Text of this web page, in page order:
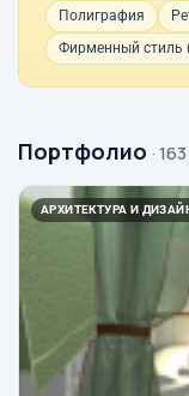
Полиграфия
Фирменный стиль
Портфолио · 163
АРХИТЕКТУРА И